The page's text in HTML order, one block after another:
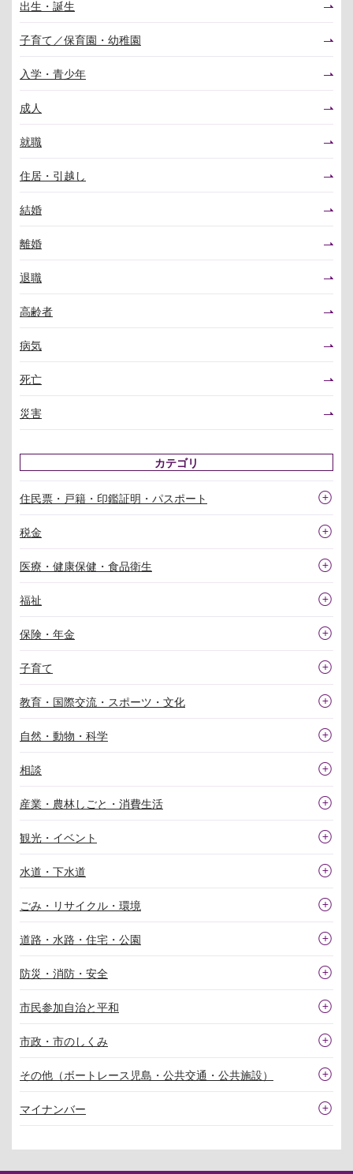
出生・誕生
子育て／保育園・幼稚園
入学・青少年
成人
就職
住居・引越し
結婚
離婚
退職
高齢者
病気
死亡
災害
カテゴリ
住民票・戸籍・印鑑証明・パスポート
税金
医療・健康保健・食品衛生
福祉
保険・年金
子育て
教育・国際交流・スポーツ・文化
自然・動物・科学
相談
産業・農林しごと・消費生活
観光・イベント
水道・下水道
ごみ・リサイクル・環境
道路・水路・住宅・公園
防災・消防・安全
市民参加自治と平和
市政・市のしくみ
その他（ボートレース児島・公共交通・公共施設）
マイナンバー